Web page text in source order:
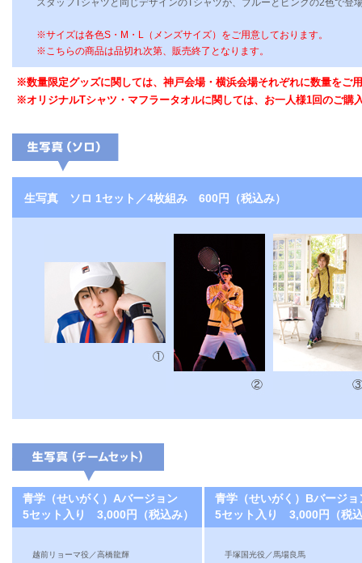
スタッフTシャツと同じデザインのTシャツが、ブルーとピンクの2色で登
※サイズは各色S・M・L（メンズサイズ）をご用意しております。
※こちらの商品は品切れ次第、販売終了となります。
※数量限定グッズに関しては、神戸会場・横浜会場それぞれに数量をご
※オリジナルTシャツ・マフラータオルに関しては、お一人様1回のご購
生写真 ソロ 1セット／4枚組み 600円（税込み）
青学（せいがく）Aバージョン
5セット入り 3,000円（税込み）
越前リョーマ役／高橋龍輝
青学（せいがく）Bバージョ
5セット入り 3,000円（税
手塚国光役／馬場良馬